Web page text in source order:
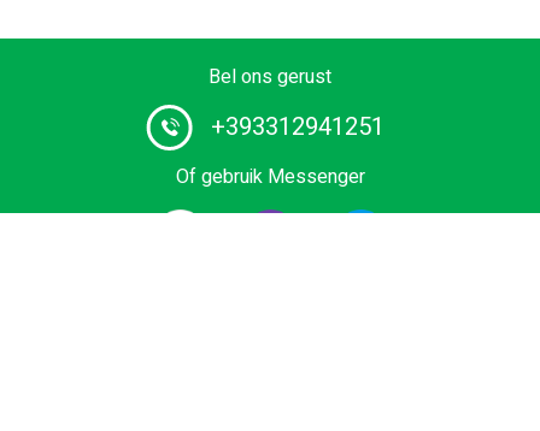
Bel ons gerust
+393312941251
Of gebruik Messenger